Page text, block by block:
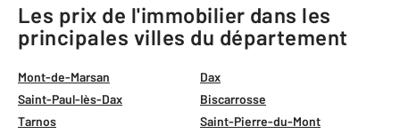
Les prix de l'immobilier dans les
principales villes du département
Mont-de-Marsan
Dax
Saint-Paul-lès-Dax
Biscarrosse
Tarnos
Saint-Pierre-du-Mont